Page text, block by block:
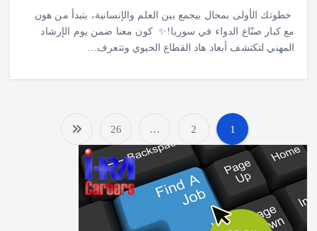
‎خطوتك الأولى بمجال بيجمع بين العلم والإنسانية، بتبدأ من هون
مع كبار صنّاع الدواء في سوريا!✨ ‎ ‎كون معنا ضمن يوم الإرشاد
المهني لتكتشف أبعاد هاد القطاع الحيوي وتتعرف…
P
o
s
1
2
…
26